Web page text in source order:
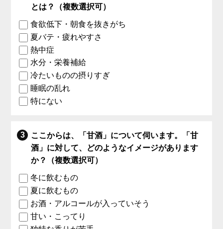
とは？（複数選択可）
食欲低下・朝食を抜きがち
夏バテ・疲れやすさ
熱中症
水分・栄養補給
冷たいものの摂りすぎ
睡眠の乱れ
特にない
ここからは、「甘酒」について伺います。「甘
酒」に対して、どのようなイメージがあります
か？（複数選択可）
冬に飲むもの
夏に飲むもの
お酒・アルコールが入っていそう
甘い・こってり